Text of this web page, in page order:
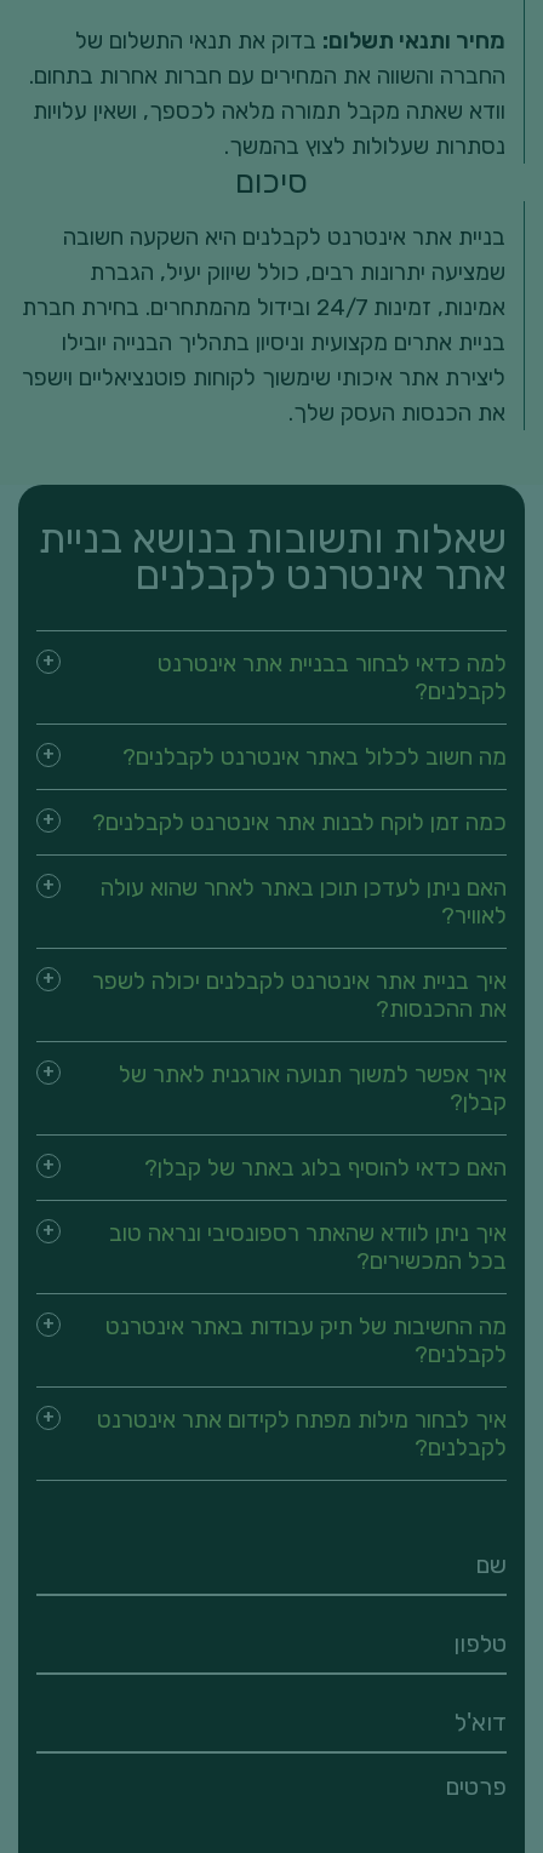
מחיר ותנאי תשלום: בדוק את תנאי התשלום של
החברה והשווה את המחירים עם חברות אחרות בתחום.
וודא שאתה מקבל תמורה מלאה לכספך, ושאין עלויות
נסתרות שעלולות לצוץ בהמשך.
סיכום
בניית אתר אינטרנט לקבלנים היא השקעה חשובה
שמציעה יתרונות רבים, כולל שיווק יעיל, הגברת
אמינות, זמינות 24/7 ובידול מהמתחרים. בחירת חברת
בניית אתרים מקצועית וניסיון בתהליך הבנייה יובילו
ליצירת אתר איכותי שימשוך לקוחות פוטנציאליים וישפר
את הכנסות העסק שלך.
שאלות ותשובות בנושא בניית
אתר אינטרנט לקבלנים
למה כדאי לבחור בבניית אתר אינטרנט
לקבלנים?
מה חשוב לכלול באתר אינטרנט לקבלנים?
כמה זמן לוקח לבנות אתר אינטרנט לקבלנים?
האם ניתן לעדכן תוכן באתר לאחר שהוא עולה
לאוויר?
איך בניית אתר אינטרנט לקבלנים יכולה לשפר
את ההכנסות?
איך אפשר למשוך תנועה אורגנית לאתר של
קבלן?
האם כדאי להוסיף בלוג באתר של קבלן?
איך ניתן לוודא שהאתר רספונסיבי ונראה טוב
בכל המכשירים?
מה החשיבות של תיק עבודות באתר אינטרנט
לקבלנים?
איך לבחור מילות מפתח לקידום אתר אינטרנט
לקבלנים?